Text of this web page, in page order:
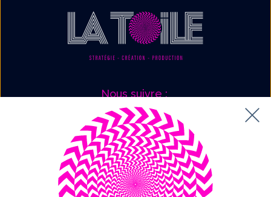
Nous suivre :
Mentions légales